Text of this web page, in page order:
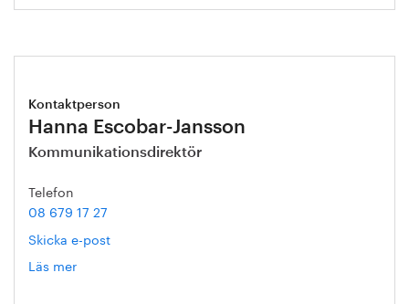
Kontaktperson
Hanna Escobar-Jansson
Kommunikationsdirektör
Telefon
08 679 17 27
Skicka e-post
Läs mer